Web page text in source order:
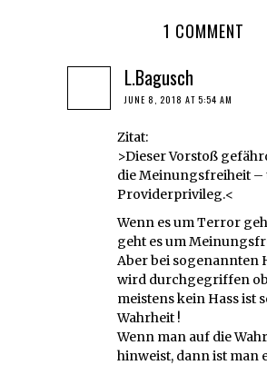
1 COMMENT
L.Bagusch
JUNE 8, 2018 AT 5:54 AM
Zitat:
>Dieser Vorstoß
die Meinungsfreiheit –
Providerprivileg.<
Wenn es um Terror
geht es um
Aber bei sogenannten
wird durchgegriffen
meistens kein Hass ist
Wahrheit !
Wenn man auf die
hinweist, dann ist man